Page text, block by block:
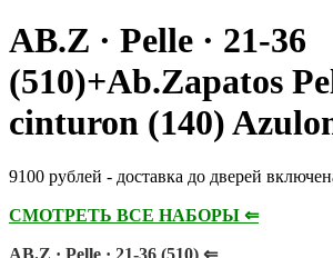
AB.Z · Pelle · 21-36
(510)+Ab.Zapatos
cinturon (140)
9100 рублей - доставка до дверей
СМОТРЕТЬ ВСЕ НАБОРЫ ⇐